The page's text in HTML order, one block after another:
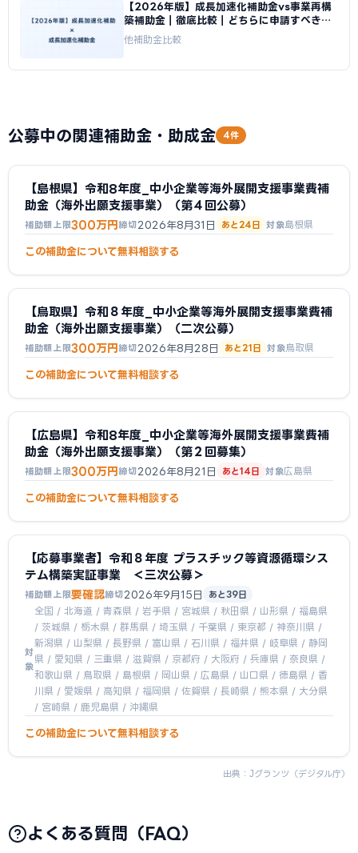
【2026年版】成長加速化補助金vs事業再構
築補助金｜徹底比較｜どちらに申請すべきか
｜成長加速化補助金ナビ
他補助金比較
公募中の関連補助金・助成金 4件
【島根県】令和8年度_中小企業等海外展開支援事業費補
助金（海外出願支援事業）（第４回公募）
補助額上限300万円締切 2026年8月31日 あと24日 対象島根県
この補助金について無料相談する
【鳥取県】令和８年度_中小企業等海外展開支援事業費補
助金（海外出願支援事業）（二次公募）
補助額上限300万円締切 2026年8月28日 あと21日 対象鳥取県
この補助金について無料相談する
【広島県】令和8年度_中小企業等海外展開支援事業費補
助金（海外出願支援事業）（第２回募集）
補助額上限300万円締切 2026年8月21日 あと14日 対象広島県
この補助金について無料相談する
【応募事業者】令和８年度 プラスチック等資源循環シス
テム構築実証事業 ＜三次公募＞
補助額上限要確認締切 2026年9月15日 あと39日
対
象
全国 / 北海道 / 青森県 / 岩手県 / 宮城県 / 秋田県 / 山形県 / 福島県
/ 茨城県 / 栃木県 / 群馬県 / 埼玉県 / 千葉県 / 東京都 / 神奈川県 /
新潟県 / 山梨県 / 長野県 / 富山県 / 石川県 / 福井県 / 岐阜県 / 静岡
県 / 愛知県 / 三重県 / 滋賀県 / 京都府 / 大阪府 / 兵庫県 / 奈良県 /
和歌山県 / 鳥取県 / 島根県 / 岡山県 / 広島県 / 山口県 / 徳島県 / 香
川県 / 愛媛県 / 高知県 / 福岡県 / 佐賀県 / 長崎県 / 熊本県 / 大分県
/ 宮崎県 / 鹿児島県 / 沖縄県
この補助金について無料相談する
出典： Jグランツ（デジタル庁）
よくある質問（FAQ）